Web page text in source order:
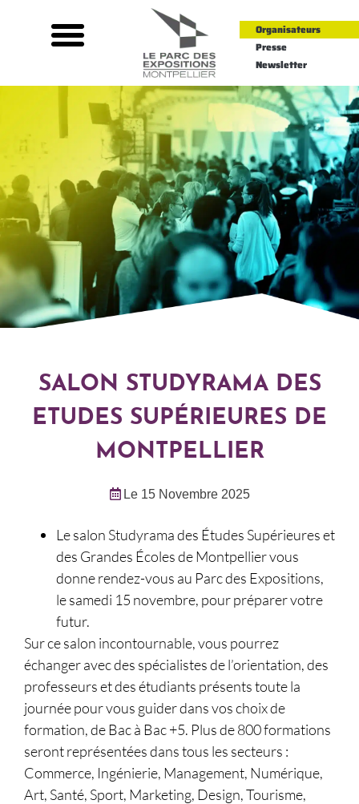
Organisateurs
Presse
Newsletter
SALON STUDYRAMA DES
ETUDES SUPÉRIEURES DE
MONTPELLIER
Le 15 Novembre 2025
Le salon Studyrama des Études Supérieures et
des Grandes Écoles de Montpellier vous
donne rendez-vous au Parc des Expositions,
le samedi 15 novembre, pour préparer votre
futur.
Sur ce salon incontournable, vous pourrez
échanger avec des spécialistes de l’orientation, des
professeurs et des étudiants présents toute la
journée pour vous guider dans vos choix de
formation, de Bac à Bac +5. Plus de 800 formations
seront représentées dans tous les secteurs :
Commerce, Ingénierie, Management, Numérique,
Art, Santé, Sport, Marketing, Design, Tourisme,